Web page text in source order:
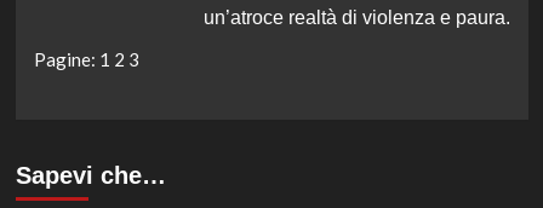
un’atroce realtà di violenza e paura.
Pagine: 1 2 3
Sapevi che…